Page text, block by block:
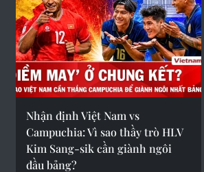
Nhận định Việt Nam vs
Campuchia: Vì sao thầy trò HLV
Kim Sang-sik cần giành ngôi
đầu bảng?